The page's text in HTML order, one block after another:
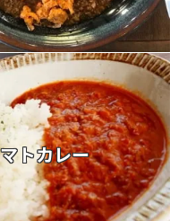
トカレー